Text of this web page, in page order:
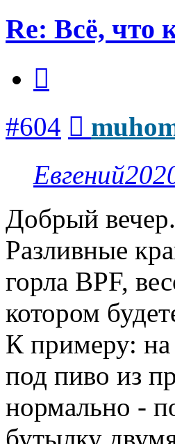
Re: Всё, что
#604
Добрый вечер.
Разливные
горла BPF,
котором
К примеру: на
под пиво из
нормально -
бутылку